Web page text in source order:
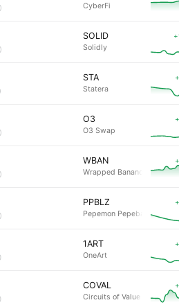
CyberFi
SOLID
Solidly
STA
Statera
O3
O3 Swap
WBAN
Wrapped Banano
PPBLZ
Pepemon Pepeballs
1ART
OneArt
COVAL
Circuits of Value